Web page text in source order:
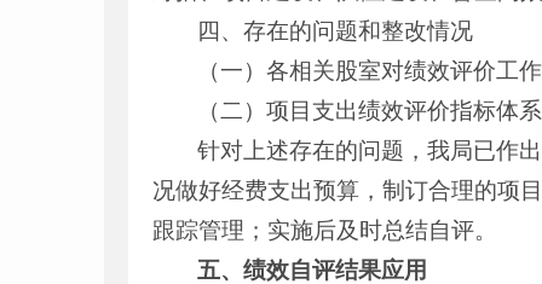
四、存在的问题和整改情况
（一）各相关股室对绩效评价工
（二）项目支出绩效评价指标体
针对上述存在的问题，我局已作
况做好经费支出预算，制订合理的项
跟踪管理；实施后及时总结自评。
五、绩效自评结果应用